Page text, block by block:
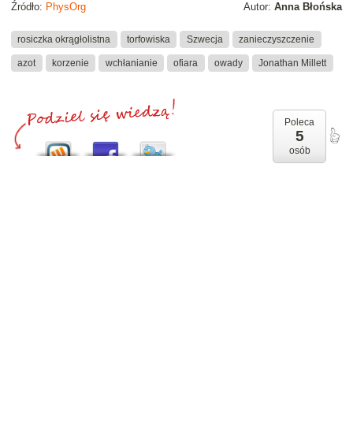
Autor: Anna Błońska
Źródło: PhysOrg
rosiczka okrągłolistna torfowiska Szwecja zanieczyszczenie
azot korzenie wchłanianie ofiara owady Jonathan Millett
Poleca
5
osób